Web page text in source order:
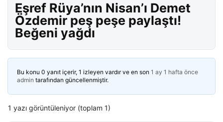
Eşref Rüya’nın Nisan’ı Demet
Özdemir peş peşe paylaştı!
Beğeni yağdı
Bu konu 0 yanıt içerir, 1 izleyen vardır ve en son 1 ay 1 hafta önce
admin tarafından güncellenmiştir.
1 yazı görüntüleniyor (toplam 1)